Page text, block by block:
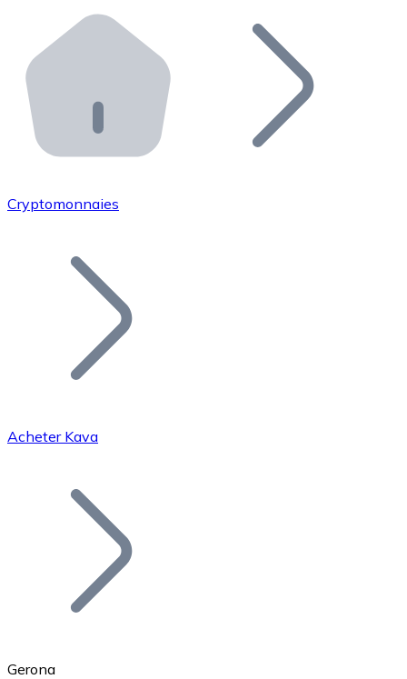
Distributeurs automatiques Bitnovo
Intégrez un ATM Bitnovo dans votre entreprise et
API Bitnovo
Intégrez notre API dans votre écosystème.
Rejoignez notre réseau de distributeurs et
Ajoutez le token de votre projet à notre service
Bitcoin
Cryptomonnaies
Acheter Kava
Gerona